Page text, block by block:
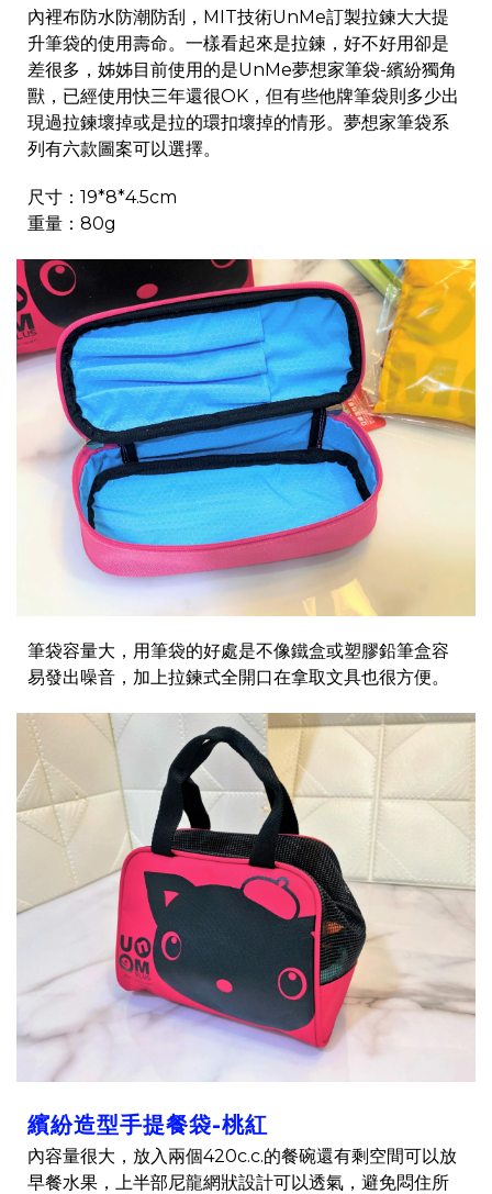
內裡布防水防潮防刮，MIT技術UnMe訂製拉鍊大大提
升筆袋的使用壽命。一樣看起來是拉鍊，好不好用卻是
差很多，姊姊目前使用的是UnMe夢想家筆袋-繽紛獨角
獸，已經使用快三年還很OK，但有些他牌筆袋則多少出
現過拉鍊壞掉或是拉的環扣壞掉的情形。夢想家筆袋系
列有六款圖案可以選擇。
尺寸：19*8*4.5cm
重量：80g
筆袋容量大，用筆袋的好處是不像鐵盒或塑膠鉛筆盒容
易發出噪音，加上拉鍊式全開口在拿取文具也很方便。
繽紛造型手提餐袋-桃紅
內容量很大，放入兩個420c.c.的餐碗還有剩空間可以放
早餐水果，上半部尼龍網狀設計可以透氣，避免悶住所